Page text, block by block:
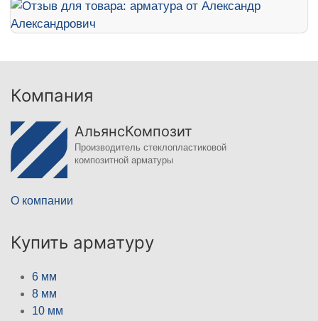
Компания
АльянсКомпозит
Производитель стеклопластиковой
композитной арматуры
О компании
Купить арматуру
6 мм
8 мм
10 мм